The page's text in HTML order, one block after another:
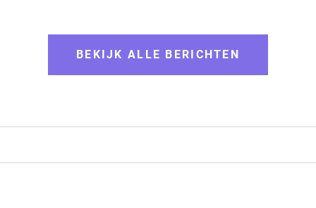
BEKIJK ALLE BERICHTEN